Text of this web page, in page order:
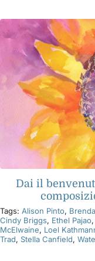
Libri
Eventi
Risorse
Trova un
Contattaci
Dai il
Tags: Alison Pinto,
Cindy Briggs, Ethel Pajao,
McElwaine, Loel
Trad, Stella Canfield,